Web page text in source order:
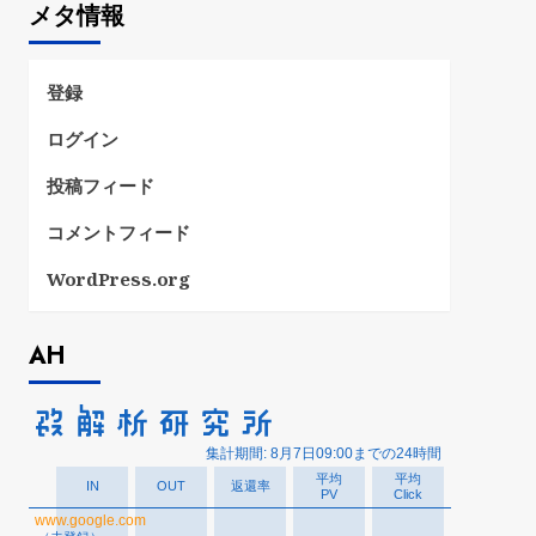
リ
ー
メタ情報
登録
ログイン
投稿フィード
コメントフィード
WordPress.org
AH